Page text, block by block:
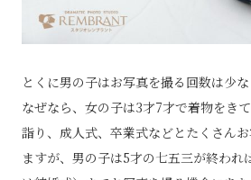
とくに男の子はお写真を撮る回数は少な
なぜなら、女の子は3才7才で着物をき
詣り、成人式、卒業式などとたくさん
ますが、男の子は5才の七五三が終われ